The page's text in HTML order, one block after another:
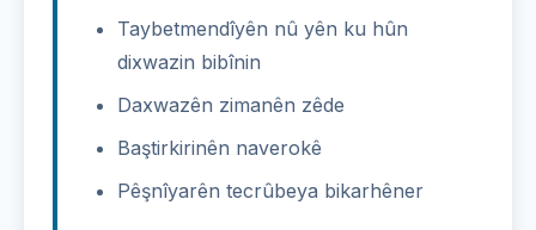
Taybetmendîyên nû yên ku hûn
dixwazin bibînin
Daxwazên zimanên zêde
Baştirkirinên naverokê
Pêşnîyarên tecrûbeya bikarhêner